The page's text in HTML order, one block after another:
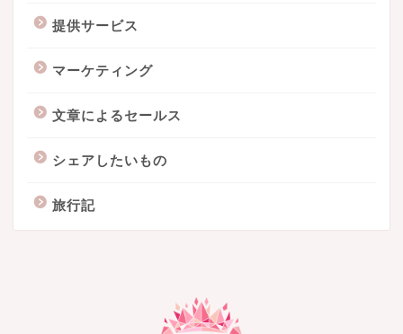
提供サービス
マーケティング
文章によるセールス
シェアしたいもの
旅行記